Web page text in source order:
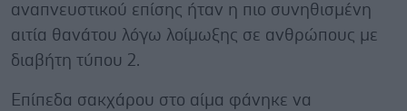
αναπνευστικού επίσης ήταν η πιο συνηθισμένη
αιτία θανάτου λόγω λοίμωξης σε ανθρώπους με
διαβήτη τύπου 2.
Επίπεδα σακχάρου στο αίμα φάνηκε να